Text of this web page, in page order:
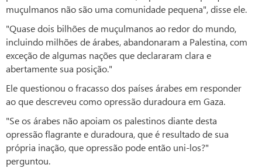
muçulmanos não são uma comunidade pequena", disse ele.
"Quase dois bilhões de muçulmanos ao redor do mundo,
incluindo milhões de árabes, abandonaram a Palestina, com
exceção de algumas nações que declararam clara e
abertamente sua posição."
Ele questionou o fracasso dos países árabes em responder
ao que descreveu como opressão duradoura em Gaza.
"Se os árabes não apoiam os palestinos diante desta
opressão flagrante e duradoura, que é resultado de sua
própria inação, que opressão pode então uni-los?"
perguntou.